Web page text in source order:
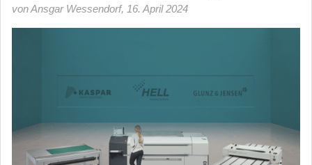
von Ansgar Wessendorf, 16. April 2024